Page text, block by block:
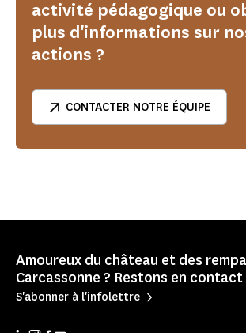
activité pédagogique ou
plus d'informations sur
actions ?
CONTACTER NOTRE ÉQUIPE
Amoureux du château et des
Carcassonne ? Restons en contact
S'abonner à l'infolettre